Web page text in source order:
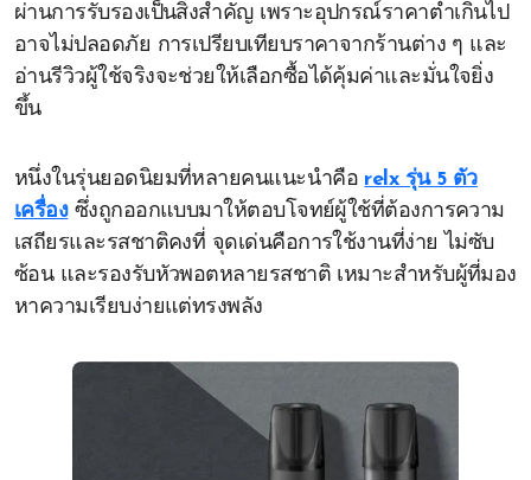
ผ่านการรับรองเป็นสิ่งสำคัญ เพราะอุปกรณ์ราคาต่ำเกินไป
อาจไม่ปลอดภัย การเปรียบเทียบราคาจากร้านต่าง ๆ และ
อ่านรีวิวผู้ใช้จริงจะช่วยให้เลือกซื้อได้คุ้มค่าและมั่นใจยิ่ง
ขึ้น
หนึ่งในรุ่นยอดนิยมที่หลายคนแนะนำคือ relx รุ่น 5 ตัว
เครื่องซึ่งถูกออกแบบมาให้ตอบโจทย์ผู้ใช้ที่ต้องการความ
เสถียรและรสชาติคงที่ จุดเด่นคือการใช้งานที่ง่าย ไม่ซับ
ซ้อน และรองรับหัวพอตหลายรสชาติ เหมาะสำหรับผู้ที่มอง
หาความเรียบง่ายแต่ทรงพลัง